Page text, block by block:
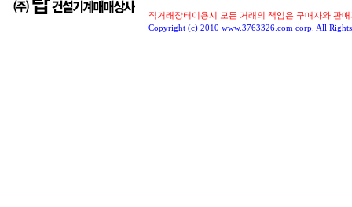
직거래장터이용시 모든 거래의 책임은 구매자와 판
Copyright (c) 2010 www.3763326.com corp. All Rights